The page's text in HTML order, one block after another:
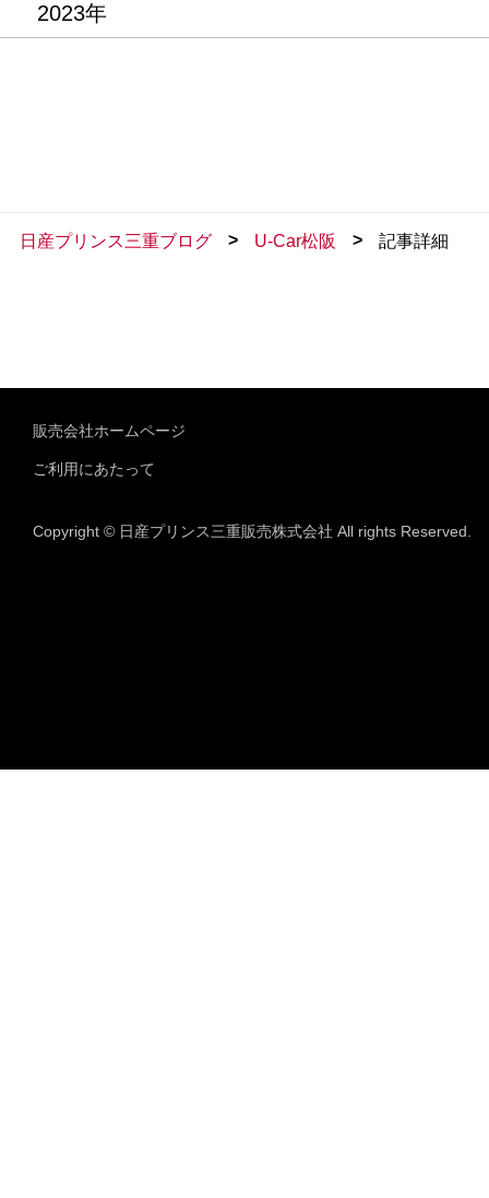
2023年
日産プリンス三重ブログ > U-Car松阪 > 記事詳細
販売会社ホームページ
ご利用にあたって
Copyright © 日産プリンス三重販売株式会社 All rights Reserved.